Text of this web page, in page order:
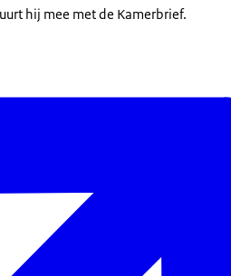
hij mee met de Kamerbrief.